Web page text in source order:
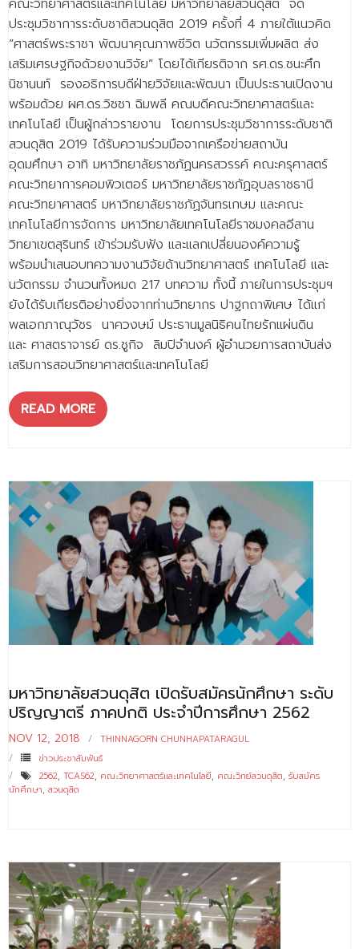
คณะวิทยาศาสตร์และเทคโนโลยี มหาวิทยาลัยสวนดุสิต จัด
ประชุมวิชาการระดับชาติสวนดุสิต 2019 ครั้งที่ 4 ภายใต้แนวคิด
“ศาสตร์พระราชา พัฒนาคุณภาพชีวิต นวัตกรรมเพิ่มผลิต ส่ง
เสริมเศรษฐกิจด้วยงานวิจัย” โดยได้เกียรติจาก รศ.ดร.ชนะศึก
นิชานนท์ รองอธิการบดีฝ่ายวิจัยและพัฒนา เป็นประธานเปิดงาน
พร้อมด้วย ผศ.ดร.วิชชา ฉิมพลี คณบดีคณะวิทยาศาสตร์และ
เทคโนโลยี เป็นผู้กล่าวรายงาน โดยการประชุมวิชาการระดับชาติ
สวนดุสิต 2019 ได้รับความร่วมมือจากเครือข่ายสถาบัน
อุดมศึกษา อาทิ มหาวิทยาลัยราชภัฏนครสวรรค์ คณะครุศาสตร์
คณะวิทยาการคอมพิวเตอร์ มหาวิทยาลัยราชภัฏอุบลราชธานี
คณะวิทยาศาสตร์ มหาวิทยาลัยราชภัฏจันทรเกษม และคณะ
เทคโนโลยีการจัดการ มหาวิทยาลัยเทคโนโลยีราชมงคลอีสาน
วิทยาเขตสุรินทร์ เข้าร่วมรับฟัง และแลกเปลี่ยนองค์ความรู้
พร้อมนำเสนอบทความงานวิจัยด้านวิทยาศาสตร์ เทคโนโลยี และ
นวัตกรรม จำนวนทั้งหมด 217 บทความ ทั้งนี้ ภายในการประชุมฯ
ยังได้รับเกียรติอย่างยิ่งจากท่านวิทยากร ปาฐกถาพิเศษ ได้แก่
พลเอกภาณุวัชร นาควงษม์ ประธานมูลนิธิคนไทยรักแผ่นดิน
และ ศาสตราจารย์ ดร.ชูกิจ ลิมปิจำนงค์ ผู้อำนวยการสถาบันส่ง
เสริมการสอนวิทยาศาสตร์และเทคโนโลยี
READ MORE
มหาวิทยาลัยสวนดุสิต เปิดรับสมัครนักศึกษา ระดับ
ปริญญาตรี ภาคปกติ ประจำปีการศึกษา 2562
NOV 12, 2018
THINNAGORN CHUNHAPATARAGUL
ข่าวประชาสัมพันธ์
2562, TCAS62, คณะวิทยาศาสตร์และเทคโนโลยี, คณะวิทย์สวนดุสิต, รับสมัคร
นักศึกษา, สวนดุสิต